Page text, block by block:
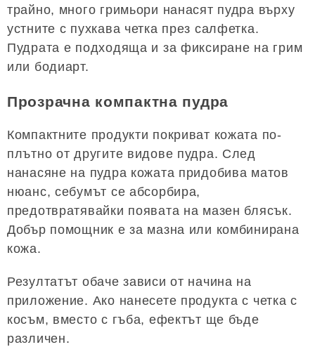
трайно, много гримьори нанасят пудра върху
устните с пухкава четка през салфетка.
Пудрата е подходяща и за фиксиране на грим
или бодиарт.
Прозрачна компактна пудра
Компактните продукти покриват кожата по-
плътно от другите видове пудра. След
нанасяне на пудра кожата придобива матов
нюанс, себумът се абсорбира,
предотвратявайки появата на мазен блясък.
Добър помощник е за мазна или комбинирана
кожа.
Резултатът обаче зависи от начина на
приложение. Ако нанесете продукта с четка с
косъм, вместо с гъба, ефектът ще бъде
различен.